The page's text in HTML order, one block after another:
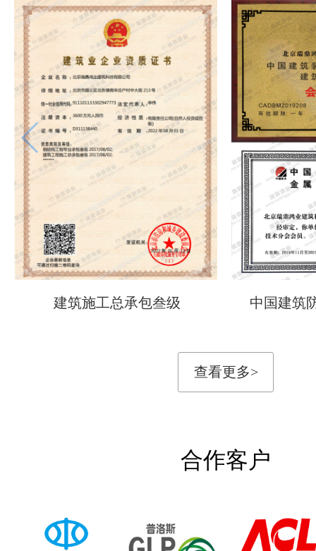
建筑施工总承包叁级 中国建筑
查看更多>
合作客户